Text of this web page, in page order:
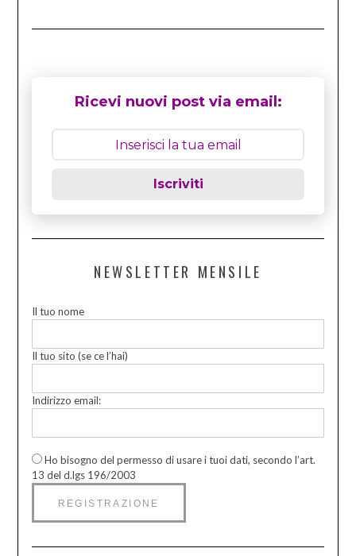
Ricevi nuovi post via email:
Iscriviti
NEWSLETTER MENSILE
Il tuo nome
Il tuo sito (se ce l’hai)
Indirizzo email:
Ho bisogno del permesso di usare i tuoi dati, secondo l’art.
13 del d.lgs 196/2003